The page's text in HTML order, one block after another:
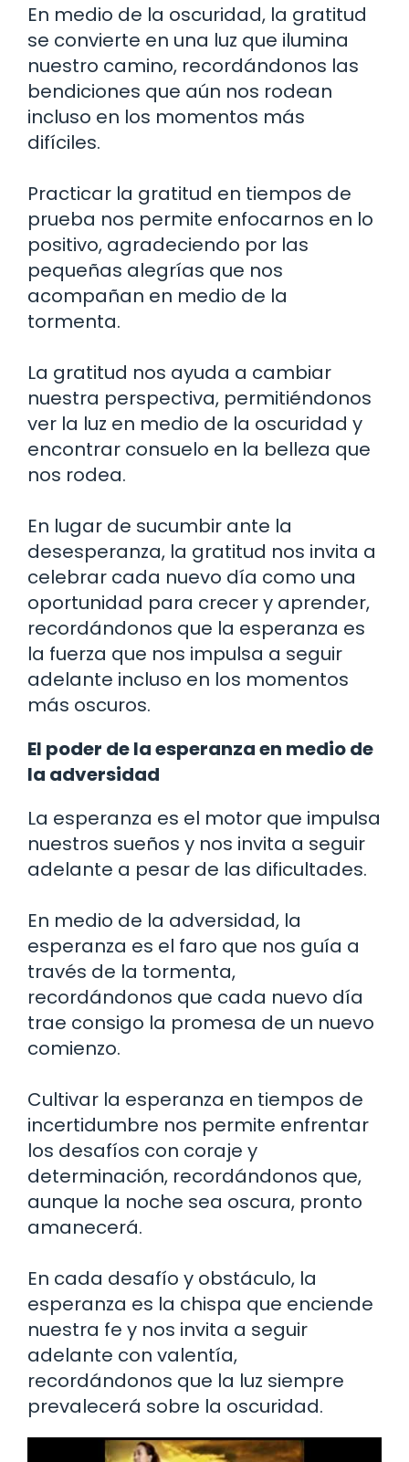
En medio de la oscuridad, la gratitud
se convierte en una luz que ilumina
nuestro camino, recordándonos las
bendiciones que aún nos rodean
incluso en los momentos más
difíciles.
Practicar la gratitud en tiempos de
prueba nos permite enfocarnos en lo
positivo, agradeciendo por las
pequeñas alegrías que nos
acompañan en medio de la
tormenta.
La gratitud nos ayuda a cambiar
nuestra perspectiva, permitiéndonos
ver la luz en medio de la oscuridad y
encontrar consuelo en la belleza que
nos rodea.
En lugar de sucumbir ante la
desesperanza, la gratitud nos invita a
celebrar cada nuevo día como una
oportunidad para crecer y aprender,
recordándonos que la esperanza es
la fuerza que nos impulsa a seguir
adelante incluso en los momentos
más oscuros.
El poder de la esperanza en medio de
la adversidad
La esperanza es el motor que impulsa
nuestros sueños y nos invita a seguir
adelante a pesar de las dificultades.
En medio de la adversidad, la
esperanza es el faro que nos guía a
través de la tormenta,
recordándonos que cada nuevo día
trae consigo la promesa de un nuevo
comienzo.
Cultivar la esperanza en tiempos de
incertidumbre nos permite enfrentar
los desafíos con coraje y
determinación, recordándonos que,
aunque la noche sea oscura, pronto
amanecerá.
En cada desafío y obstáculo, la
esperanza es la chispa que enciende
nuestra fe y nos invita a seguir
adelante con valentía,
recordándonos que la luz siempre
prevalecerá sobre la oscuridad.